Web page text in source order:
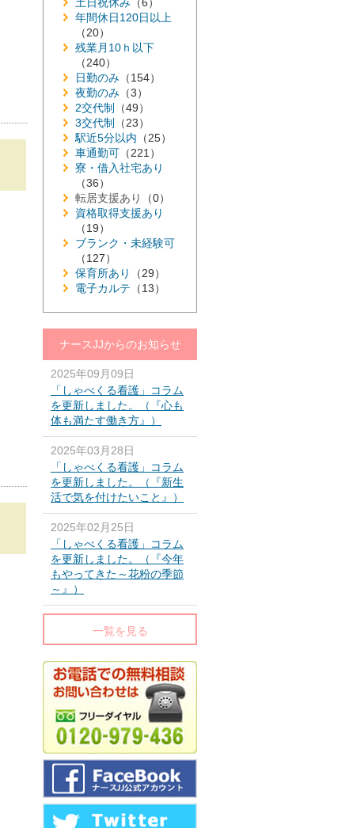
年間休日120日以上
（20）
残業月10ｈ以下
（240）
日勤のみ （154）
夜勤のみ （3）
2交代制
（49）
3交代制
（23）
駅近5分以内 （25）
車通勤可 （221）
寮・借入社宅あり
（36）
転居支援あり
（0）
資格取得支援あり
（19）
ブランク・未経験可
（127）
保育所あり
（29）
電子カルテ （13）
ナースJJからのお知らせ
2025年09月09日
「しゃべくる看護」コラム
を更新しました。（『心も
体も満たす働き方』）
2025年03月28日
「しゃべくる看護」コラム
を更新しました。（『新生
活で気を付けたいこと』）
2025年02月25日
「しゃべくる看護」コラム
を更新しました。（『今年
もやってきた～花粉の季節
～』）
一覧を見る